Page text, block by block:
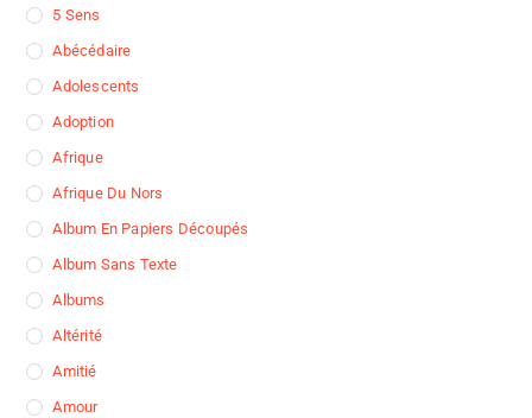
5 Sens
Abécédaire
Adolescents
Adoption
Afrique
Afrique Du Nors
Album En Papiers Découpés
Album Sans Texte
Albums
Altérité
Amitié
Amour